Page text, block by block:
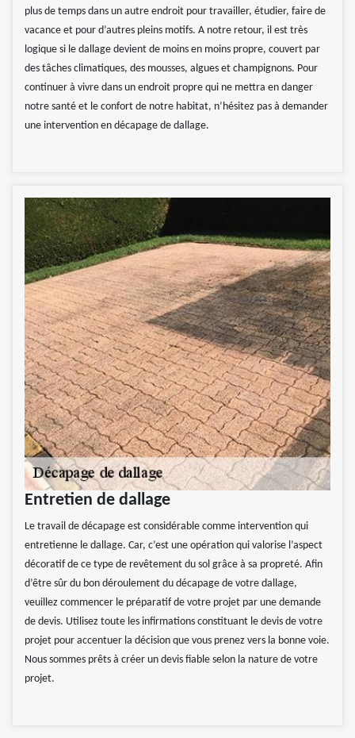
plus de temps dans un autre endroit pour travailler, étudier, faire de
vacance et pour d’autres pleins motifs. A notre retour, il est très
logique si le dallage devient de moins en moins propre, couvert par
des tâches climatiques, des mousses, algues et champignons. Pour
continuer à vivre dans un endroit propre qui ne mettra en danger
notre santé et le confort de notre habitat, n’hésitez pas à demander
une intervention en décapage de dallage.
Entretien de dallage
Le travail de décapage est considérable comme intervention qui
entretienne le dallage. Car, c’est une opération qui valorise l’aspect
décoratif de ce type de revêtement du sol grâce à sa propreté. Afin
d’être sûr du bon déroulement du décapage de votre dallage,
veuillez commencer le préparatif de votre projet par une demande
de devis. Utilisez toute les infirmations constituant le devis de votre
projet pour accentuer la décision que vous prenez vers la bonne voie.
Nous sommes prêts à créer un devis fiable selon la nature de votre
projet.